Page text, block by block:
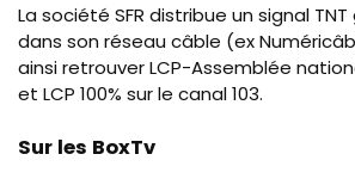
La société SFR distribue un signal
dans son réseau câble (ex
ainsi retrouver LCP-Assemblée
et LCP 100% sur le canal 103.
Sur les BoxTv